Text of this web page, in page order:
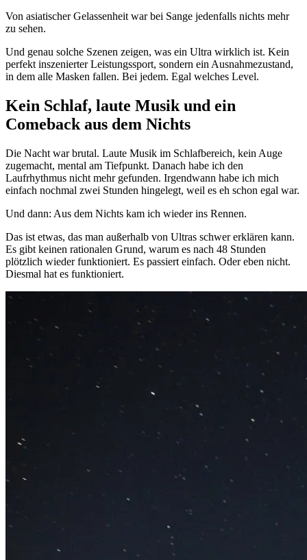
Von asiatischer Gelassenheit war bei Sange jedenfalls nichts mehr
zu sehen.
Und genau solche Szenen zeigen, was ein Ultra wirklich ist. Kein
perfekt inszenierter Leistungssport, sondern ein Ausnahmezustand,
in dem alle Masken fallen. Bei jedem. Egal welches Level.
Kein Schlaf, laute Musik und ein
Comeback aus dem Nichts
Die Nacht war brutal. Laute Musik im Schlafbereich, kein Auge
zugemacht, mental am Tiefpunkt. Danach habe ich den
Laufrhythmus nicht mehr gefunden. Irgendwann habe ich mich
einfach nochmal zwei Stunden hingelegt, weil es eh schon egal war.
Und dann: Aus dem Nichts kam ich wieder ins Rennen.
Das ist etwas, das man außerhalb von Ultras schwer erklären kann.
Es gibt keinen rationalen Grund, warum es nach 48 Stunden
plötzlich wieder funktioniert. Es passiert einfach. Oder eben nicht.
Diesmal hat es funktioniert.